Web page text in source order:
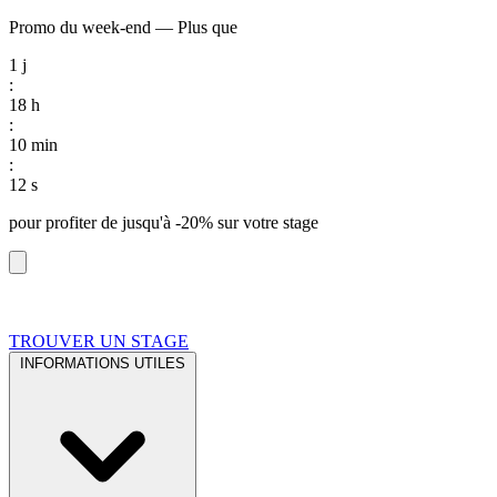
Promo du week-end — Plus que
1 j
:
18 h
:
10 min
:
11 s
pour profiter de jusqu'à -20% sur votre stage
TROUVER UN STAGE
INFORMATIONS UTILES